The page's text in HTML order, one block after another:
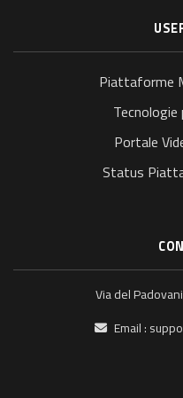
Piattaforme
Portale
Status
Via del
Email :